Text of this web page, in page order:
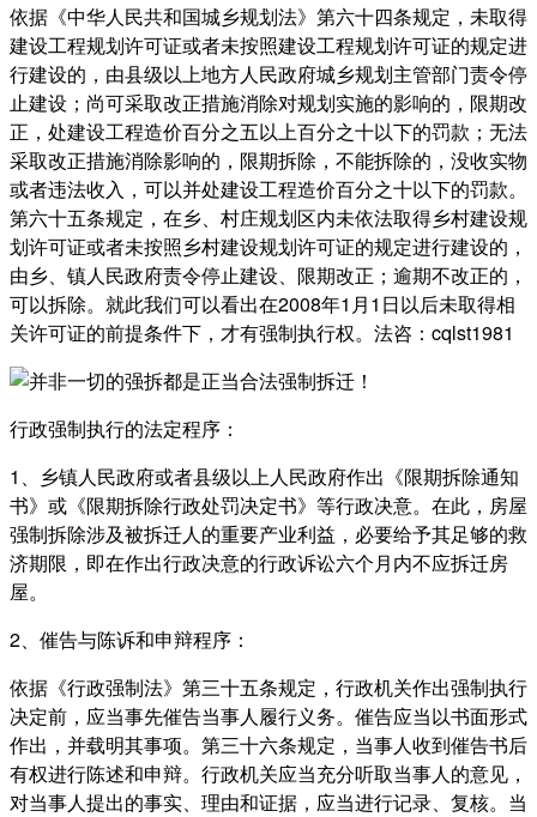
依据《中华人民共和国城乡规划法》第六十四条规定，未取得
建设工程规划许可证或者未按照建设工程规划许可证的规定进
行建设的，由县级以上地方人民政府城乡规划主管部门责令停
止建设；尚可采取改正措施消除对规划实施的影响的，限期改
正，处建设工程造价百分之五以上百分之十以下的罚款；无法
采取改正措施消除影响的，限期拆除，不能拆除的，没收实物
或者违法收入，可以并处建设工程造价百分之十以下的罚款。
第六十五条规定，在乡、村庄规划区内未依法取得乡村建设规
划许可证或者未按照乡村建设规划许可证的规定进行建设的，
由乡、镇人民政府责令停止建设、限期改正；逾期不改正的，
可以拆除。就此我们可以看出在2008年1月1日以后未取得相
关许可证的前提条件下，才有强制执行权。法咨：cqlst1981
行政强制执行的法定程序：
1、乡镇人民政府或者县级以上人民政府作出《限期拆除通知
书》或《限期拆除行政处罚决定书》等行政决意。在此，房屋
强制拆除涉及被拆迁人的重要产业利益，必要给予其足够的救
济期限，即在作出行政决意的行政诉讼六个月内不应拆迁房
屋。
2、催告与陈诉和申辩程序：
依据《行政强制法》第三十五条规定，行政机关作出强制执行
决定前，应当事先催告当事人履行义务。催告应当以书面形式
作出，并载明其事项。第三十六条规定，当事人收到催告书后
有权进行陈述和申辩。行政机关应当充分听取当事人的意见，
对当事人提出的事实、理由和证据，应当进行记录、复核。当